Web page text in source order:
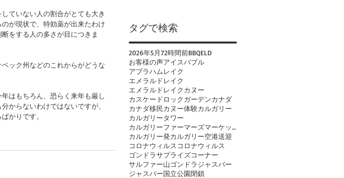
ていない人の割合がとても大き
のが現状で、特効薬が出来たわけ
をする人の多さが目につきま
ック州などのこれからがどうな
はもちろん、恐らく来年も厳し
からないわけではないですが、
かりです。
タグで検索
2026年5月72時間前BBQELD
お客様の声アイスバブル
アブラハムレイク
エメラルドレイク
エメラルドレイクカヌー
カスケードロックガーデンカナダ
カナダ移民カヌー体験カルガリー
カルガリータワー
カルガリーファーマーズマーケット
カルガリー発カルガリー空港送迎
コロナウィルス コロナウィルス
ゴンドラサプライズコーナー
サルファー山ゴンドラジャスパー
ジャスパー国立公園閉鎖